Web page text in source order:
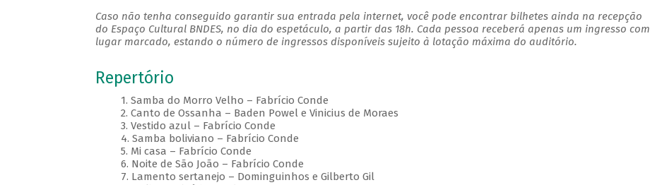
Caso não tenha conseguido garantir sua entrada pela internet, você pode encontrar bilhetes ainda na recepção
do Espaço Cultural BNDES, no dia do espetáculo, a partir das 18h. Cada pessoa receberá apenas um ingresso com
lugar marcado, estando o número de ingressos disponíveis sujeito à lotação máxima do auditório.
Repertório
1. Samba do Morro Velho – Fabrício Conde
2. Canto de Ossanha – Baden Powel e Vinicius de Moraes
3. Vestido azul – Fabrício Conde
4. Samba boliviano – Fabrício Conde
5. Mi casa – Fabrício Conde
6. Noite de São João – Fabrício Conde
7. Lamento sertanejo – Dominguinhos e Gilberto Gil